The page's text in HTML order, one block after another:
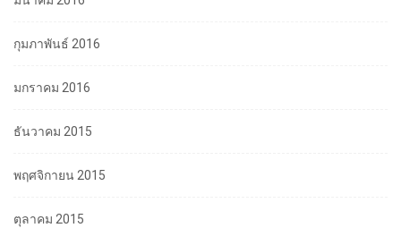
กุมภาพันธ์ 2016
มกราคม 2016
ธันวาคม 2015
พฤศจิกายน 2015
ตุลาคม 2015